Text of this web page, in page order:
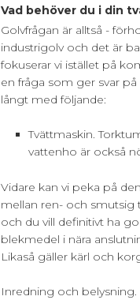
Vad behöver du i din
Golvfrågan är alltså -
industrigolv och det är
fokuserar vi istället på
en fråga som ger svar
långt med följande:
Tvättmaskin.
vattenho är också
Vidare kan vi peka på
mellan ren- och smutsig
och du vill definitivt ha
blekmedel i nära
Likaså gäller kärl och
Inredning och